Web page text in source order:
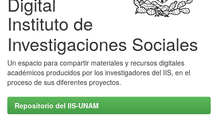
Instituto de
Investigaciones Sociales
Un espacio para compartir materiales y recursos digitales
académicos producidos por los investigadores del IIS, en el
proceso de sus diferentes proyectos.
Repositorio del IIS-UNAM